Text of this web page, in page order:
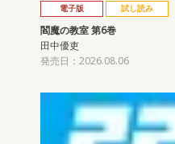
電子版 試し読み
閻魔の教室 第6巻
田中優吏
発売日：2026.08.06